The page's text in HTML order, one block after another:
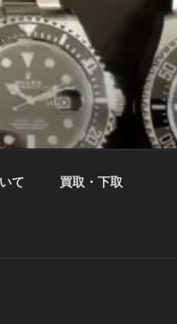
て 買取・下取